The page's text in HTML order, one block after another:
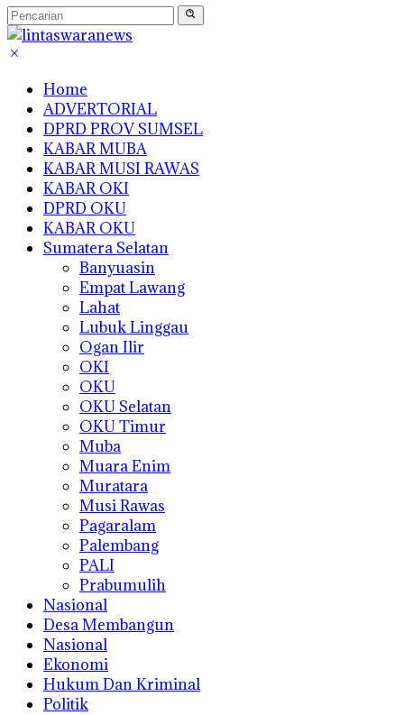
Home
ADVERTORIAL
DPRD PROV SUMSEL
KABAR MUBA
KABAR MUSI RAWAS
KABAR OKI
DPRD OKU
KABAR OKU
Sumatera Selatan
Banyuasin
Empat Lawang
Lahat
Lubuk Linggau
Ogan Ilir
OKI
OKU
OKU Selatan
OKU Timur
Muba
Muara Enim
Muratara
Musi Rawas
Pagaralam
Palembang
PALI
Prabumulih
Nasional
Desa Membangun
Nasional
Ekonomi
Hukum Dan Kriminal
Politik